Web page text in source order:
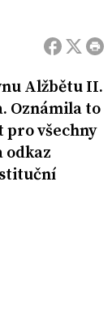
Alžbětu II.
Oznámila to
pro všechny
odkaz